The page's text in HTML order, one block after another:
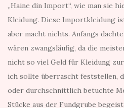
„Haine din Import“, wie man sie
Kleidung. Diese Importkleidung
aber macht nichts. Anfangs
wären zwangsläufig, da die
nicht so viel Geld für Kleidung
ich sollte überrascht feststellen,
oder durchschnittlich betuchte
Stücke aus der Fundgrube